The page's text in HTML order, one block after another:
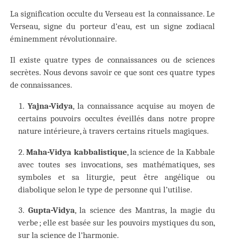
La signification occulte du Verseau est la connaissance. Le
Verseau, signe du porteur d’eau, est un signe zodiacal
éminemment révolutionnaire.
Il existe quatre types de connaissances ou de sciences
secrètes. Nous devons savoir ce que sont ces quatre types
de connaissances.
Yajna-Vidya, la connaissance acquise au moyen de
certains pouvoirs occultes éveillés dans notre propre
nature intérieure, à travers certains rituels magiques.
Maha-Vidya kabbalistique, la science de la Kabbale
avec toutes ses invocations, ses mathématiques, ses
symboles et sa liturgie, peut être angélique ou
diabolique selon le type de personne qui l’utilise.
Gupta-Vidya, la science des Mantras, la magie du
verbe ; elle est basée sur les pouvoirs mystiques du son,
sur la science de l’harmonie.